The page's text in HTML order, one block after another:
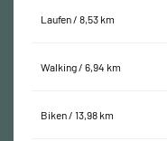
Laufen / 8,53 km
Walking / 6,94 km
Biken / 13,98 km